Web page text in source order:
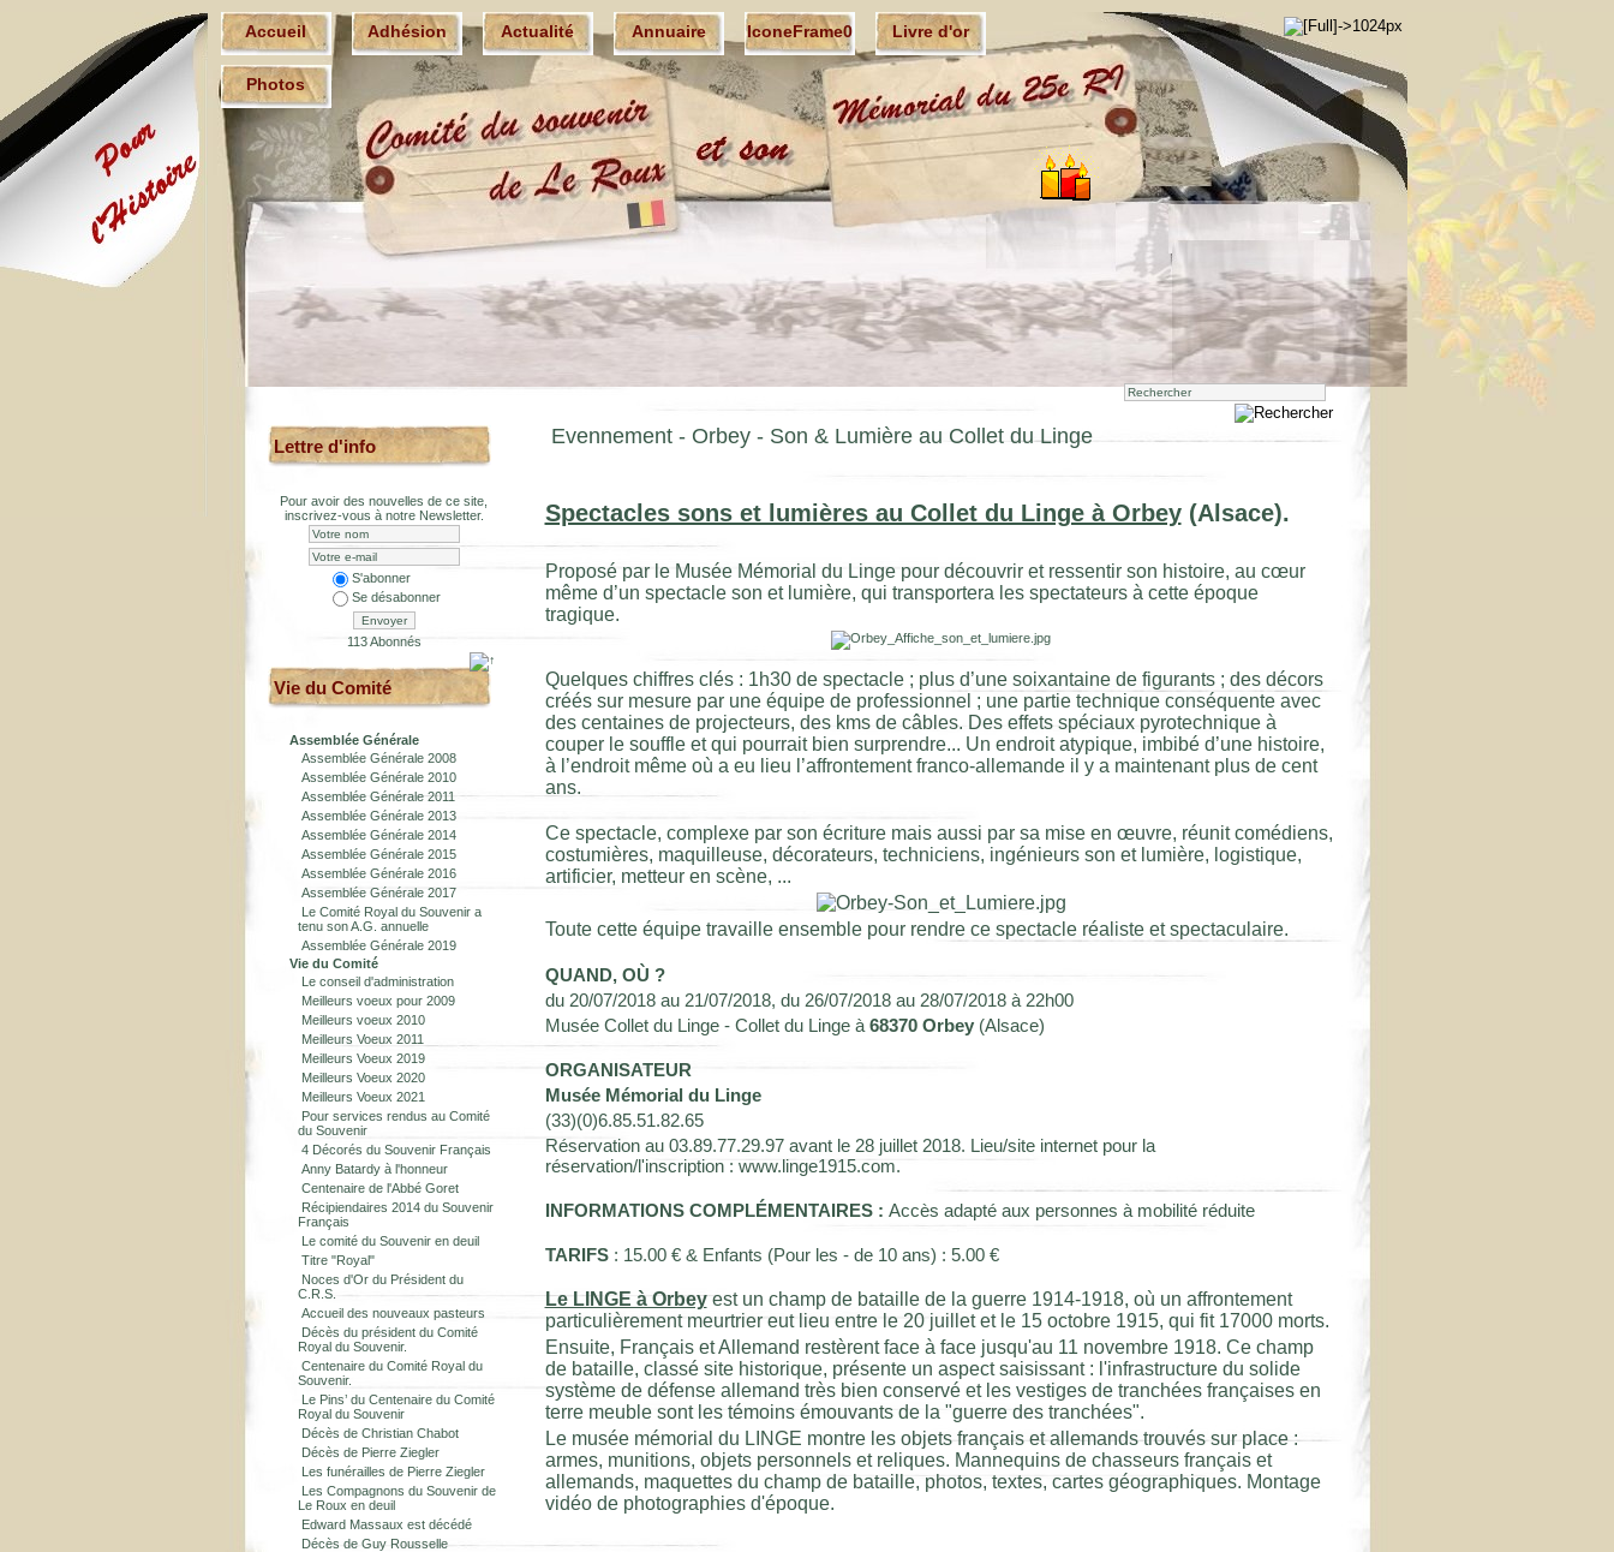
Accueil Adhésion Actualité Annuaire IconeFrame0 Livre d'or
Photos
Lettre d'info
Pour avoir des nouvelles de ce site,
inscrivez-vous à notre Newsletter.
S'abonner
Se désabonner
Envoyer
113 Abonnés
Vie du Comité
Assemblée Générale
Assemblée Générale 2008
Assemblée Générale 2010
Assemblée Générale 2011
Assemblée Générale 2013
Assemblée Générale 2014
Assemblée Générale 2015
Assemblée Générale 2016
Assemblée Générale 2017
Le Comité Royal du Souvenir a
tenu son A.G. annuelle
Assemblée Générale 2019
Vie du Comité
Le conseil d'administration
Meilleurs voeux pour 2009
Meilleurs voeux 2010
Meilleurs Voeux 2011
Meilleurs Voeux 2019
Meilleurs Voeux 2020
Meilleurs Voeux 2021
Pour services rendus au Comité
du Souvenir
4 Décorés du Souvenir Français
Anny Batardy à l'honneur
Centenaire de l'Abbé Goret
Récipiendaires 2014 du Souvenir
Français
Le comité du Souvenir en deuil
Titre "Royal"
Noces d'Or du Président du
C.R.S.
Accueil des nouveaux pasteurs
Décès du président du Comité
Royal du Souvenir.
Centenaire du Comité Royal du
Souvenir.
Le Pins’ du Centenaire du Comité
Royal du Souvenir
Décès de Christian Chabot
Décès de Pierre Ziegler
Les funérailles de Pierre Ziegler
Les Compagnons du Souvenir de
Le Roux en deuil
Edward Massaux est décédé
Décès de Guy Rousselle
Evennement - Orbey - Son & Lumière au Collet du Linge
Spectacles sons et lumières au Collet du Linge à Orbey(Alsace).
Proposé par le Musée Mémorial du Linge pour découvrir et ressentir son histoire, au cœur
même d’un spectacle son et lumière, qui transportera les spectateurs à cette époque
tragique.
Quelques chiffres clés : 1h30 de spectacle ; plus d’une soixantaine de figurants ; des décors
créés sur mesure par une équipe de professionnel ; une partie technique conséquente avec
des centaines de projecteurs, des kms de câbles. Des effets spéciaux pyrotechnique à
couper le souffle et qui pourrait bien surprendre... Un endroit atypique, imbibé d’une histoire,
à l’endroit même où a eu lieu l’affrontement franco-allemande il y a maintenant plus de cent
ans.
Ce spectacle, complexe par son écriture mais aussi par sa mise en œuvre, réunit comédiens,
costumières, maquilleuse, décorateurs, techniciens, ingénieurs son et lumière, logistique,
artificier, metteur en scène, ...
Toute cette équipe travaille ensemble pour rendre ce spectacle réaliste et spectaculaire.
QUAND, OÙ ?
du 20/07/2018 au 21/07/2018, du 26/07/2018 au 28/07/2018 à 22h00
Musée Collet du Linge - Collet du Linge à68370 Orbey(Alsace)
ORGANISATEUR
Musée Mémorial du Linge
(33)(0)6.85.51.82.65
Réservation au 03.89.77.29.97 avant le 28 juillet 2018. Lieu/site internet pour la
réservation/l'inscription : www.linge1915.com.
INFORMATIONS COMPLÉMENTAIRES : Accès adapté aux personnes à mobilité réduite
TARIFS : 15.00 € & Enfants (Pour les - de 10 ans) : 5.00 €
Le LINGE à Orbeyest un champ de bataille de la guerre 1914-1918, où un affrontement
particulièrement meurtrier eut lieu entre le 20 juillet et le 15 octobre 1915, qui fit 17000 morts.
Ensuite, Français et Allemand restèrent face à face jusqu'au 11 novembre 1918. Ce champ
de bataille, classé site historique, présente un aspect saisissant : l'infrastructure du solide
système de défense allemand très bien conservé et les vestiges de tranchées françaises en
terre meuble sont les témoins émouvants de la "guerre des tranchées".
Le musée mémorial du LINGE montre les objets français et allemands trouvés sur place :
armes, munitions, objets personnels et reliques. Mannequins de chasseurs français et
allemands, maquettes du champ de bataille, photos, textes, cartes géographiques. Montage
vidéo de photographies d'époque.